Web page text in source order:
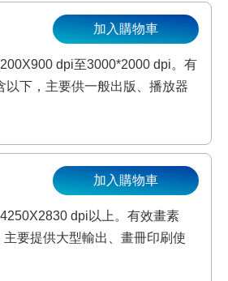
dpi至3000*2000 dpi。有
以下，主要供一般出版、播放器
加入購物車
dpi以上。有效畫素
要提供大型輸出、畫冊印刷使
加入購物車